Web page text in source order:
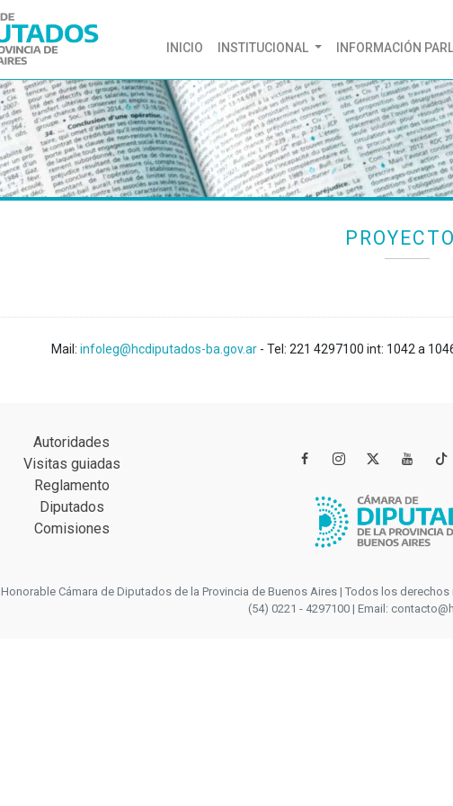
INICIO (CURRENT)
INSTITUCIONAL INFORMACIÓN
Mail: infoleg@hcdiputados-ba.gov.ar - Tel: 221 4297100 int: 1042 a
Autoridades
Visitas guiadas
Reglamento
Diputados
Comisiones
 
Cámara de Diputados de la Provincia de Buenos Aires | Todos los
(54) 0221 - 4297100 | Email: